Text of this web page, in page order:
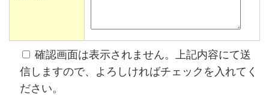
確認画面は表示されません。上記内容にて送
信しますので、よろしければチェックを入れてく
ださい。